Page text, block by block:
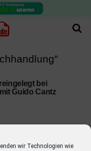
wir Technologien wie
bei
Guido Cantz